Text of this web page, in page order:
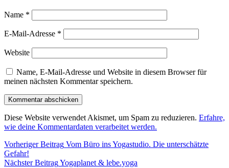
Name *
E-Mail-Adresse *
Website
Name, E-Mail-Adresse und Website in diesem Browser für
meinen nächsten Kommentar speichern.
Diese Website verwendet Akismet, um Spam zu reduzieren. Erfahre,
wie deine Kommentardaten verarbeitet werden.
Beitragsnavigation
Vorheriger Beitrag Vom Büro ins Yogastudio. Die unterschätzte
Gefahr!
Beitrag
Nächster BeitragYogaplanet & lebe.yoga